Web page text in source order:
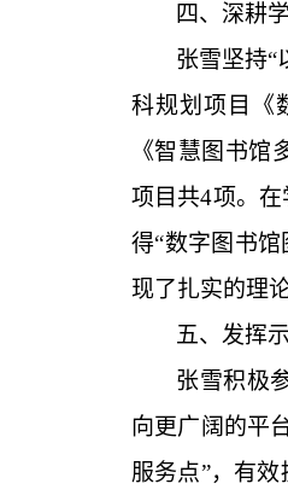
四、深耕
张雪坚持“
科规划项目《
《智慧图书
项目共4项。
得“数字图书
现了扎实的理
五、发挥
张雪积极
向更广阔的平
服务点”，有